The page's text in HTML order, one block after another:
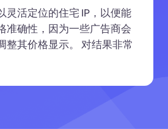
灵活定位的住宅 IP，以便能
准确性，因为一些广告商会
整其价格显示。 对结果非常